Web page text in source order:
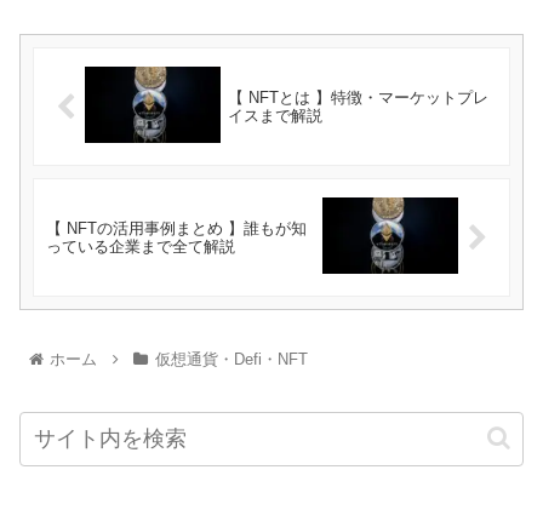
【 NFTとは 】特徴・マーケットプレ
イスまで解説
【 NFTの活用事例まとめ 】誰もが知
っている企業まで全て解説
ホーム 仮想通貨・Defi・NFT